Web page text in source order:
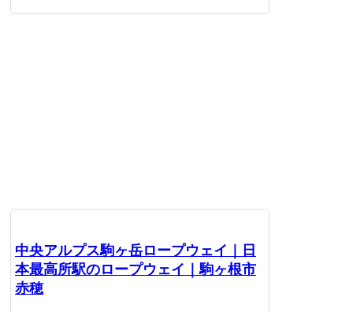
中央アルプス駒ヶ岳ロープウェイ｜日
本最高所駅のロープウェイ｜駒ヶ根市
赤穂